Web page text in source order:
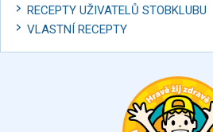
RECEPTY UŽIVATELŮ STOBKLUBU
VLASTNÍ RECEPTY